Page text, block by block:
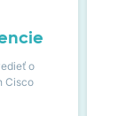
o
Cisco